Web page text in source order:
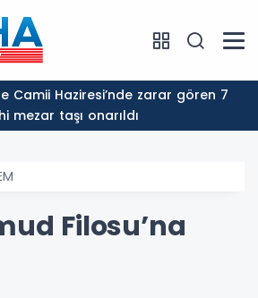
mezar taşı onarıldı
Filosu’na